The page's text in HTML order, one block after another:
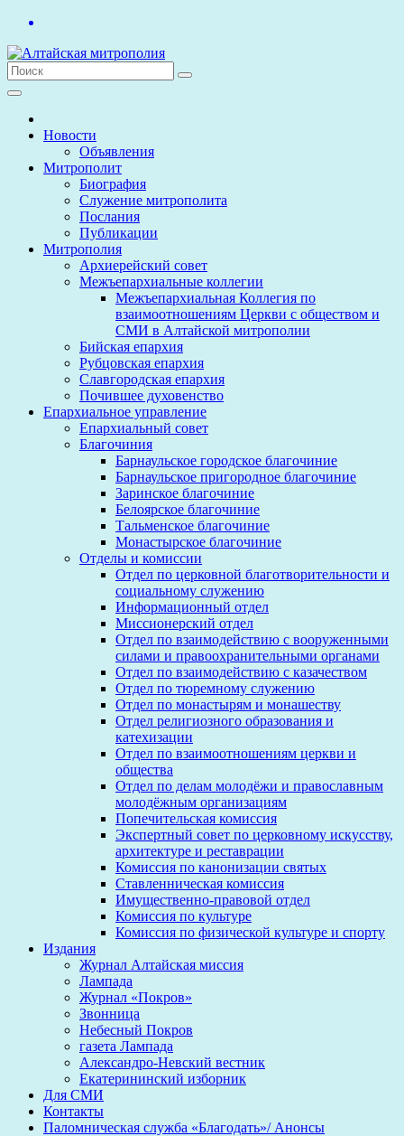
Перейти
содержимому
Новости
Объявления
Митрополит
Биография
Служение митрополита
Послания
Публикации
Митрополия
Архиерейский совет
Межъепархиальные коллегии
Межъепархиальная Коллегия по
взаимоотношениям Церкви с обществом и
СМИ в Алтайской митрополии
Бийская епархия
Рубцовская епархия
Славгородская епархия
Почившее духовенство
Епархиальное управление
Епархиальный совет
Благочиния
Барнаульское городское благочиние
Барнаульское пригородное благочиние
Заринское благочиние
Белоярское благочиние
Тальменское благочиние
Монастырское благочиние
Отделы и комиссии
Отдел по церковной благотворительности и
социальному служению
Информационный отдел
Миссионерский отдел
Отдел по взаимодействию с вооруженными
силами и правоохранительными органами
Отдел по взаимодействию с казачеством
Отдел по тюремному служению
Отдел по монастырям и монашеству
Отдел религиозного образования и
катехизации
Отдел по взаимоотношениям церкви и
общества
Отдел по делам молодёжи и православным
молодёжным организациям
Попечительская комиссия
Экспертный совет по церковному искусству,
архитектуре и реставрации
Комиссия по канонизации святых
Ставленническая комиссия
Имущественно-правовой отдел
Комиссия по культуре
Комиссия по физической культуре и спорту
Издания
Журнал Алтайская миссия
Лампада
Журнал «Покров»
Звонница
Небесный Покров
газета Лампада
Александро-Невский вестник
Екатерининский изборник
Для СМИ
Контакты
Паломническая служба «Благодать»/ Анонсы